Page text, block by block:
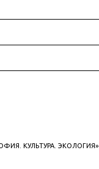
КУЛЬТУРА. ЭКОЛОГИЯ»